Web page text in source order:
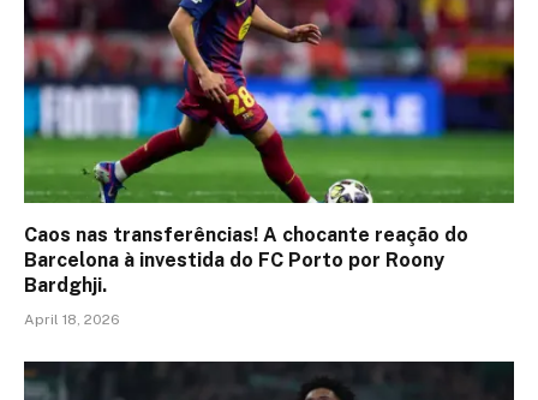
Caos nas transferências! A chocante reação do
Barcelona à investida do FC Porto por Roony
Bardghji.
April 18, 2026